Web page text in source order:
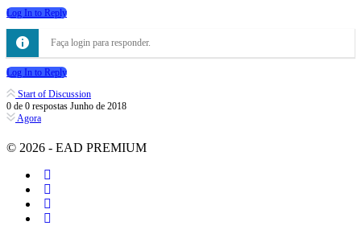
Log In to Reply
Faça login para responder.
Log In to Reply
Start of Discussion
0 de 0 respostas Junho de 2018
Agora
© 2026 - EAD PREMIUM